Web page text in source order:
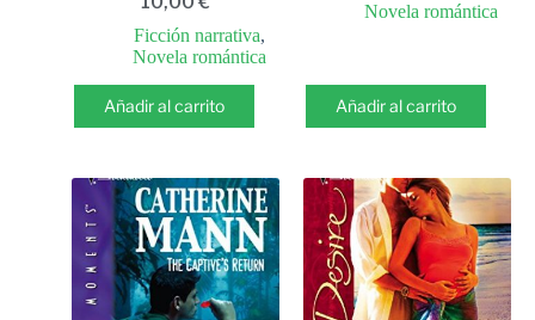
Ficción narrativa,
Novela romántica
Añadir al carrito
Novela romántica
Añadir al carrito